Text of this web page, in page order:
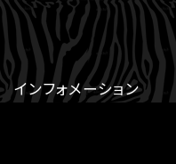
インフォメーション